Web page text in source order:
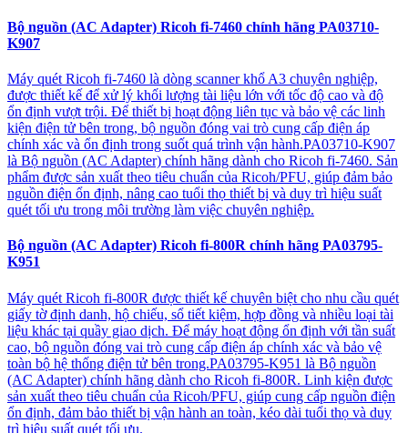
Bộ nguồn (AC Adapter) Ricoh fi-7460 chính hãng PA03710-
K907
Máy quét Ricoh fi-7460 là dòng scanner khổ A3 chuyên nghiệp,
được thiết kế để xử lý khối lượng tài liệu lớn với tốc độ cao và độ
ổn định vượt trội. Để thiết bị hoạt động liên tục và bảo vệ các linh
kiện điện tử bên trong, bộ nguồn đóng vai trò cung cấp điện áp
chính xác và ổn định trong suốt quá trình vận hành.PA03710-K907
là Bộ nguồn (AC Adapter) chính hãng dành cho Ricoh fi-7460. Sản
phẩm được sản xuất theo tiêu chuẩn của Ricoh/PFU, giúp đảm bảo
nguồn điện ổn định, nâng cao tuổi thọ thiết bị và duy trì hiệu suất
quét tối ưu trong môi trường làm việc chuyên nghiệp.
Bộ nguồn (AC Adapter) Ricoh fi-800R chính hãng PA03795-
K951
Máy quét Ricoh fi-800R được thiết kế chuyên biệt cho nhu cầu quét
giấy tờ định danh, hộ chiếu, sổ tiết kiệm, hợp đồng và nhiều loại tài
liệu khác tại quầy giao dịch. Để máy hoạt động ổn định với tần suất
cao, bộ nguồn đóng vai trò cung cấp điện áp chính xác và bảo vệ
toàn bộ hệ thống điện tử bên trong.PA03795-K951 là Bộ nguồn
(AC Adapter) chính hãng dành cho Ricoh fi-800R. Linh kiện được
sản xuất theo tiêu chuẩn của Ricoh/PFU, giúp cung cấp nguồn điện
ổn định, đảm bảo thiết bị vận hành an toàn, kéo dài tuổi thọ và duy
trì hiệu suất quét tối ưu.